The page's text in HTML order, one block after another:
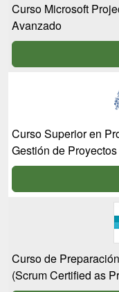
Curso Microsoft
Avanzado
Curso Superior en
Gestión de Proyectos
Curso de
(Scrum Certified as